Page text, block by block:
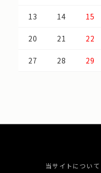
13 14 15
20 21 22
27 28 29
当サイトについて